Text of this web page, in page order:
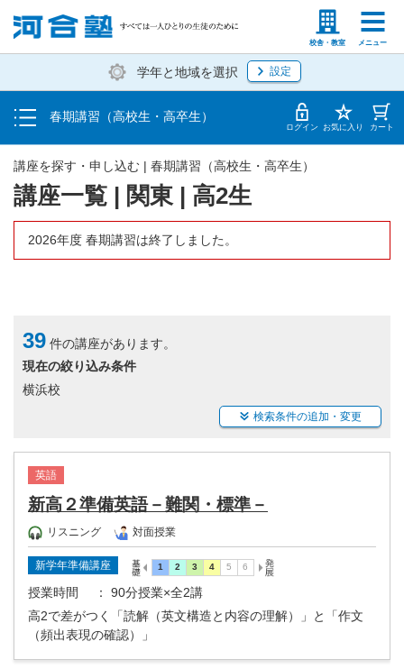
校舎・教室 メニュー
塾生の方 高等学校の先生
学年と地域を選択 設定
春期講習（高校生・高卒生）
受講料・お申し込み方法
受講開始までの流れ
校舎・教室一覧 ログイン お気に入り カート
講座一覧 | 関東 | 高2生
講座を探す・申し込む | 春期講習（高校生・高卒生）
2026年度 春期講習は終了しました。
39 件の講座があります。
現在の絞り込み条件
横浜校
検索条件の追加・変更
英語
新高２準備英語－難関・標準－
リスニング 対面授業
新学年準備講座
授業時間
： 90分授業×全2講
高2で差がつく「読解（英文構造と内容の理解）」と「作文
（頻出表現の確認）」